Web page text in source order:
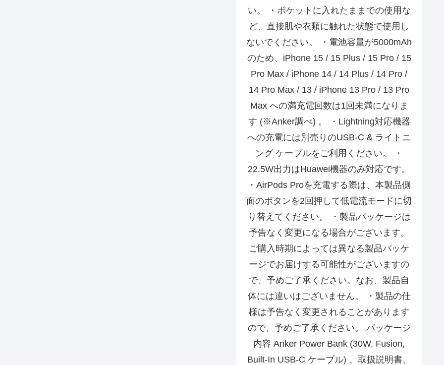
い。 ・ポケットに入れたままでの使用な
ど、直接肌や衣類に触れた状態で使用し
ないでください。 ・電池容量が5000mAh
のため、iPhone 15 / 15 Plus / 15 Pro / 15
Pro Max / iPhone 14 / 14 Plus / 14 Pro /
14 Pro Max / 13 / iPhone 13 Pro / 13 Pro
Max への満充電回数は1回未満になりま
す (※Anker調べ) 。 ・Lightning対応機器
への充電には別売りのUSB-C & ライトニ
ング ケーブルをご利用ください。 ・
22.5W出力はHuawei機器のみ対応です。
・AirPods Proを充電する際は、本製品側
面のボタンを2回押して低電流モードに切
り替えてください。 ・製品パッケージは
予告なく変更になる場合がございます。
ご購入時期によっては異なる製品パッケ
ージでお届けする可能性がございますの
で、予めご了承ください。なお、製品自
体には違いはございません。 ・製品の仕
様は予告なく変更されることがあります
ので、予めご了承ください。 パッケージ
内容 Anker Power Bank (30W, Fusion,
Built-In USB-C ケーブル) 、取扱説明書、